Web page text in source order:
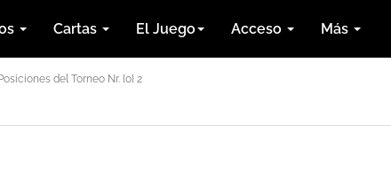
Cartas El Juego Acceso Más
Posiciones del Torneo Nr. {0} 2